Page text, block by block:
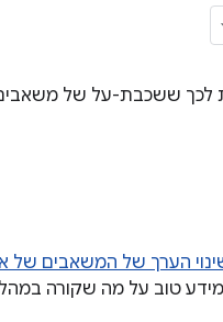
הערך של המשאבים של
טוב על מה שקורה